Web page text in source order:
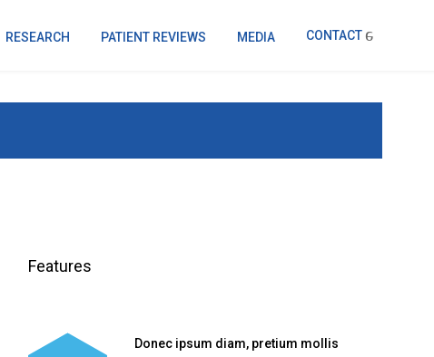
RESEARCH PATIENT REVIEWS MEDIA CONTACT
Features
Donec ipsum diam, pretium mollis